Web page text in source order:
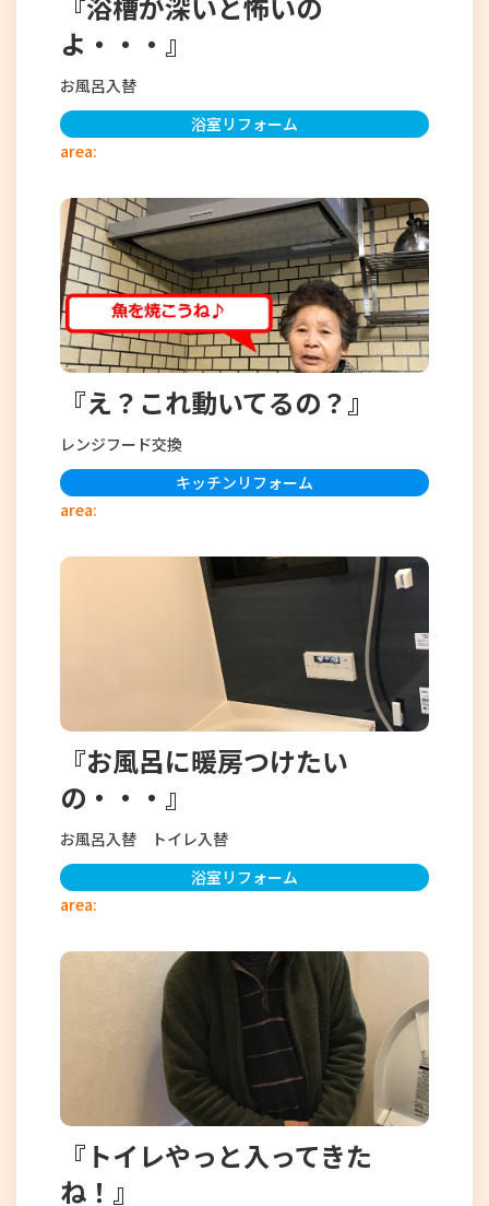
よ・・・』
お風呂入替
浴室リフォーム
area:
『え？これ動いてるの？』
レンジフード交換
キッチンリフォーム
area:
『お風呂に暖房つけたい
の・・・』
お風呂入替 トイレ入替
浴室リフォーム
area:
『トイレやっと入ってきた
ね！』